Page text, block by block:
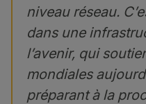
niveau réseau.
dans une
l’avenir, qui
mondiales
préparant à la